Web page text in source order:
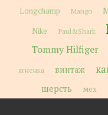
Longchamp Mango
Nike
Paul&Shark
Tommy Hilfiger
ягненка
винтаж
шерсть
мех